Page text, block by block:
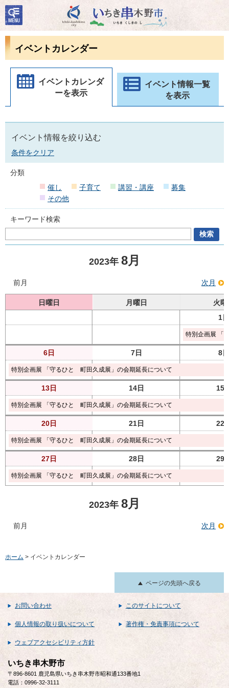
いちき串木野市
検
索・
共通
ューイベントカレンダー
イベントカレンダ
ーを表示
イベント情報一覧
を表示
イベント情報を絞り込む
条件をクリア
分類
催し
子育て 講習・講座
募集
その他
キーワード検索
前月
2023年 8月
次月
日曜日 月曜日
火曜
1日
特別企画展 「
6日 7日 8日
特別企画展 「守るひと 町田久成展」の会期延長について
13日 14日 15
特別企画展 「守るひと 町田久成展」の会期延長について
20日 21日 22
特別企画展 「守るひと 町田久成展」の会期延長について
27日 28日 29
特別企画展 「守るひと 町田久成展」の会期延長について
前月
2023年 8月
次月
ホーム > イベントカレンダー
ページの先頭へ戻る
お問い合わせ このサイトについて
個人情報の取り扱いについて 著作権・免責事項について
ウェブアクセシビリティ方針
いちき串木野市
〒896-8601 鹿児島県いちき串木野市昭和通133番地1
電話：0996-32-3111